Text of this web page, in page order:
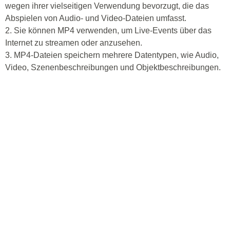
wegen ihrer vielseitigen Verwendung bevorzugt, die das
Abspielen von Audio- und Video-Dateien umfasst.
2. Sie können MP4 verwenden, um Live-Events über das
Internet zu streamen oder anzusehen.
3. MP4-Dateien speichern mehrere Datentypen, wie Audio,
Video, Szenenbeschreibungen und Objektbeschreibungen.